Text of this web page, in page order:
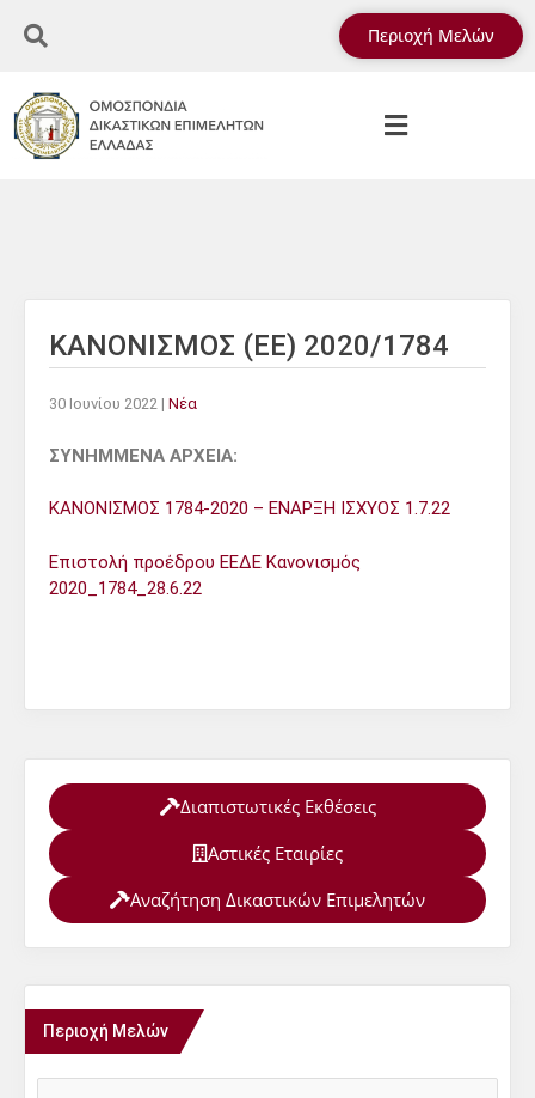
Περιοχή Μελών
ΚΑΝΟΝΙΣΜΟΣ (ΕΕ) 2020/1784
30 Ιουνίου 2022 | Νέα
ΣΥΝΗΜΜΕΝΑ ΑΡΧΕΙΑ:
ΚΑΝΟΝΙΣΜΟΣ 1784-2020 – ΕΝΑΡΞΗ ΙΣΧΥΟΣ 1.7.22
Επιστολή προέδρου ΕΕΔΕ Κανονισμός
2020_1784_28.6.22
Διαπιστωτικές Εκθέσεις
Αστικές Εταιρίες
Αναζήτηση Δικαστικών Επιμελητών
Περιοχή Μελών